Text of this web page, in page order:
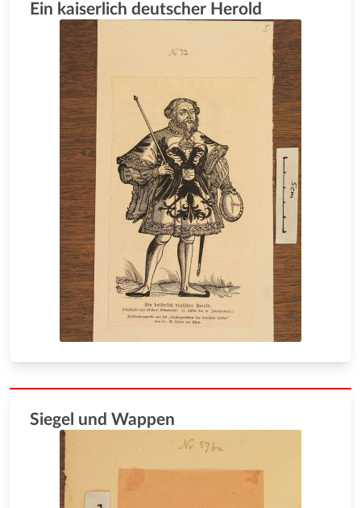
Ein kaiserlich deutscher Herold
Siegel und Wappen